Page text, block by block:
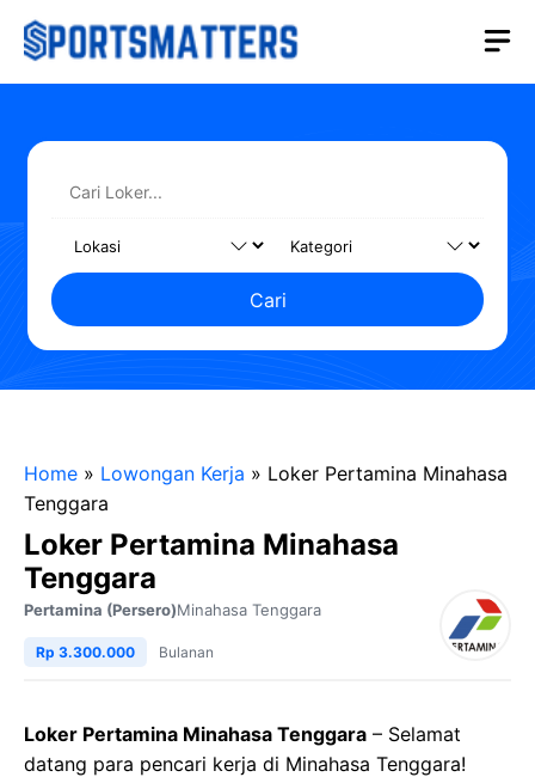
Langsung
Cari
Home » Lowongan Kerja » Loker Pertamina Minahasa
Tenggara
Loker Pertamina Minahasa
Tenggara
Pertamina (Persero)Minahasa Tenggara
Rp 3.300.000 Bulanan
Loker Pertamina Minahasa Tenggara – Selamat
datang para pencari kerja di Minahasa Tenggara!